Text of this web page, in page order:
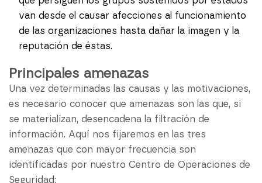
van desde el causar afecciones al funcionamiento
de las organizaciones hasta dañar la imagen y la
reputación de éstas.
Principales amenazas
Una vez determinadas las causas y las motivaciones,
es necesario conocer que amenazas son las que, si
se materializan, desencadena la filtración de
información. Aquí nos fijaremos en las tres
amenazas que con mayor frecuencia son
identificadas por nuestro Centro de Operaciones de
Seguridad: